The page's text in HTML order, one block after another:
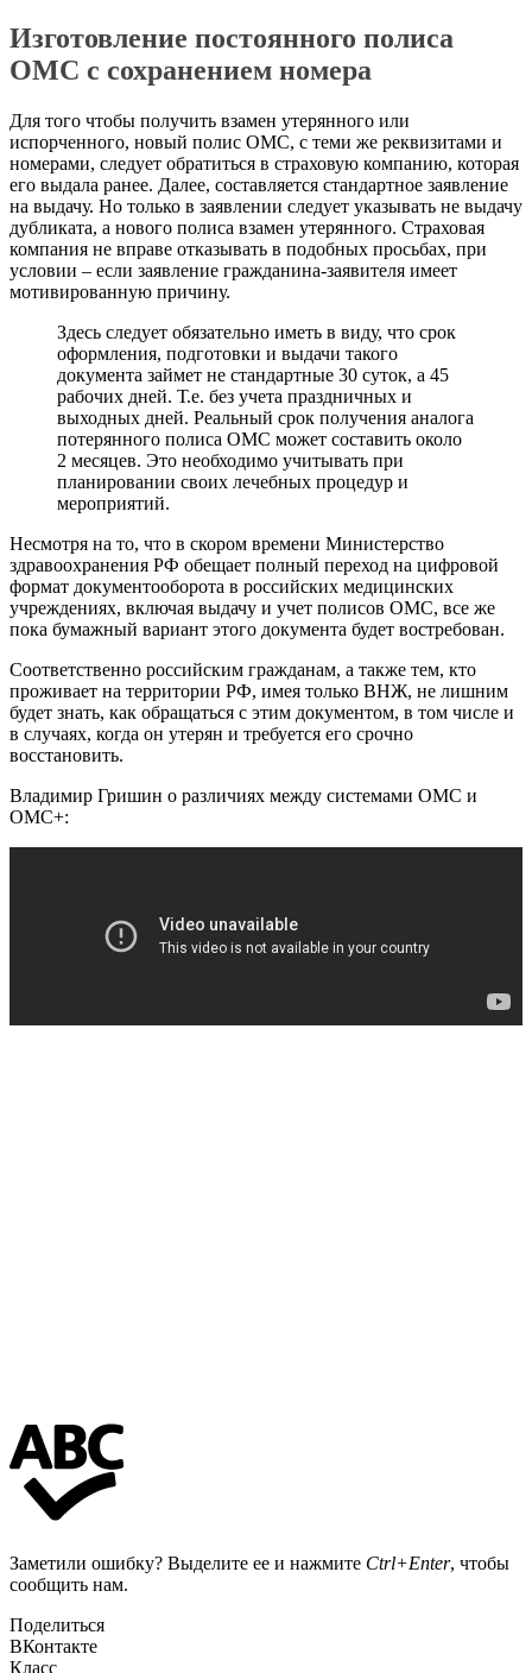
Изготовление постоянного полиса
ОМС с сохранением номера
Для того чтобы получить взамен утерянного или
испорченного, новый полис ОМС, с теми же реквизитами и
номерами, следует обратиться в страховую компанию, которая
его выдала ранее. Далее, составляется стандартное заявление
на выдачу. Но только в заявлении следует указывать не выдачу
дубликата, а нового полиса взамен утерянного. Страховая
компания не вправе отказывать в подобных просьбах, при
условии – если заявление гражданина-заявителя имеет
мотивированную причину.
Здесь следует обязательно иметь в виду, что срок
оформления, подготовки и выдачи такого
документа займет не стандартные 30 суток, а 45
рабочих дней. Т.е. без учета праздничных и
выходных дней. Реальный срок получения аналога
потерянного полиса ОМС может составить около
2 месяцев. Это необходимо учитывать при
планировании своих лечебных процедур и
мероприятий.
Несмотря на то, что в скором времени Министерство
здравоохранения РФ обещает полный переход на цифровой
формат документооборота в российских медицинских
учреждениях, включая выдачу и учет полисов ОМС, все же
пока бумажный вариант этого документа будет востребован.
Соответственно российским гражданам, а также тем, кто
проживает на территории РФ, имея только ВНЖ, не лишним
будет знать, как обращаться с этим документом, в том числе и
в случаях, когда он утерян и требуется его срочно
восстановить.
Владимир Гришин о различиях между системами ОМС и
ОМС+:
Заметили ошибку? Выделите ее и нажмите Ctrl+Enter, чтобы
сообщить нам.
Поделиться
ВКонтакте
Класс